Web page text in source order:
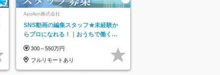
Apollon株式会社
SNS動画の編集スタッフ★未経験か
らプロになれる！｜おうちで働くフ
300～550万円
フルリモートあり